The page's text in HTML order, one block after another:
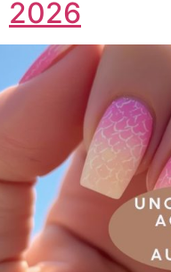
2026